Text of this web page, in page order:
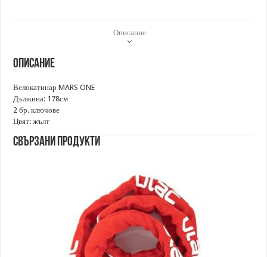
Описание
Описание
Велокатинар MARS ONE
Дължина: 178см
2 бр. ключове
Цвят: жълт
Свързани продукти